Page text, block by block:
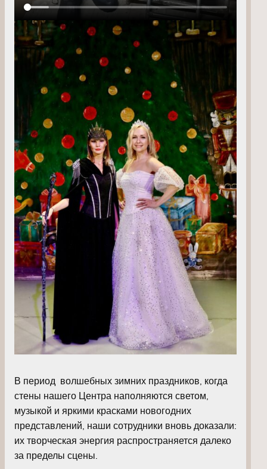
В период волшебных зимних праздников, когда
стены нашего Центра наполняются светом,
музыкой и яркими красками новогодних
представлений, наши сотрудники вновь доказали:
их творческая энергия распространяется далеко
за пределы сцены.